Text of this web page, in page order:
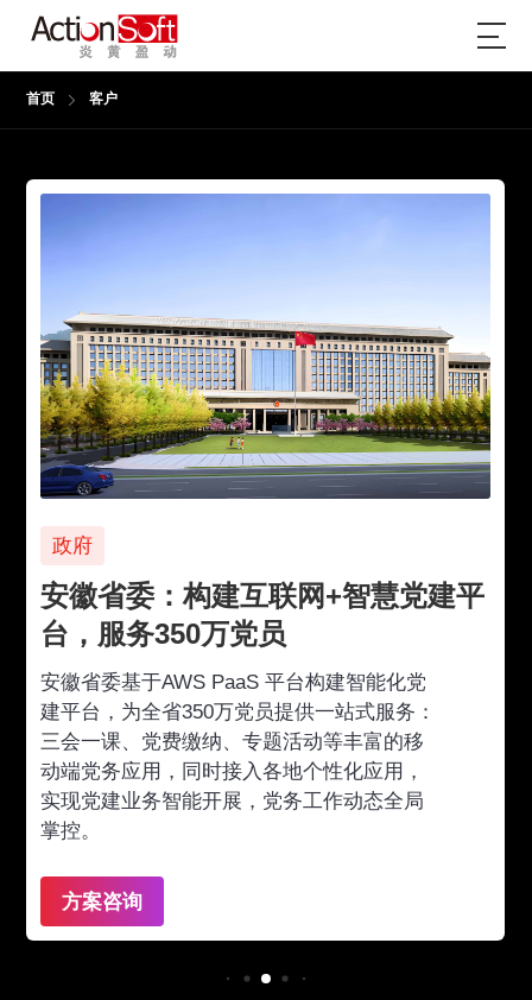
首页 客户
政府
安徽省委：构建互联网+智慧党建平
台，服务350万党员
安徽省委基于AWS PaaS 平台构建智能化党
建平台，为全省350万党员提供一站式服务：
三会一课、党费缴纳、专题活动等丰富的移
动端党务应用，同时接入各地个性化应用，
实现党建业务智能开展，党务工作动态全局
掌控。
方案咨询